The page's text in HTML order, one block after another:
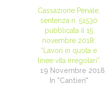
Cassazione Penale,
sentenza n. 51530
pubblicata il 15
novembre 2018:
“Lavori in quota e
linee vita irregolari”.
19 Novembre 2018
In "Cantieri"